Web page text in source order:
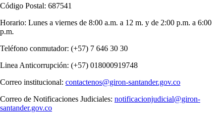
Código Postal: 687541
Horario: Lunes a viernes de 8:00 a.m. a 12 m. y de 2:00 p.m. a 6:00
p.m.
Teléfono conmutador: (+57) 7 646 30 30
Linea Anticorrupción: (+57) 018000919748
Correo institucional: contactenos@giron-santander.gov.co
Correo de Notificaciones Judiciales: notificacionjudicial@giron-
santander.gov.co